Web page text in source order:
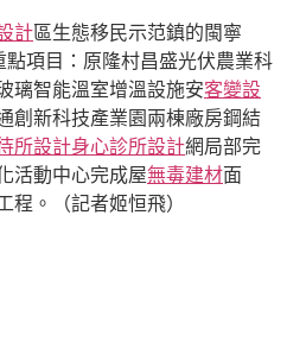
計區生態移民示范鎮的閩寧
項目：原隆村昌盛光伏農業科
璃智能溫室增溫設施安客變設
創新科技產業園兩棟廠房鋼結
所設計身心診所設計網局部完
活動中心完成屋無毒建材面
程。（記者姬恒飛）